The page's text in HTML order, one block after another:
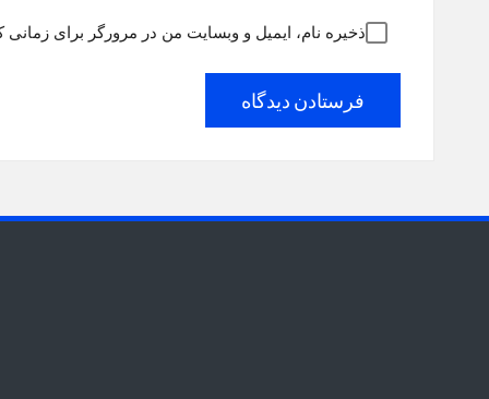
ذخیره نام، ایمیل و وبسایت من در مرورگر برای